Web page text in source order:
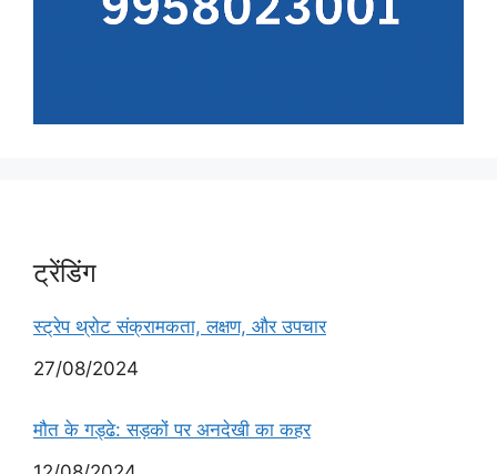
ट्रेंडिंग
स्ट्रेप थ्रोट संक्रामकता, लक्षण, और उपचार
Date
27/08/2024
मौत के गड्ढे: सड़कों पर अनदेखी का कहर